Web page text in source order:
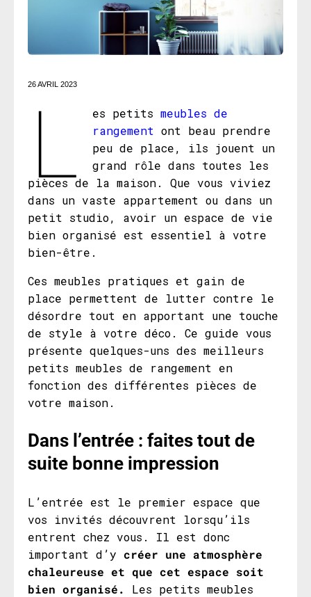
26 AVRIL 2023
L es petitsmeubles de
rangement ont beau prendre
peu de place, ils jouent un
grand rôle dans toutes les
pièces de la maison. Que vous viviez
dans un vaste appartement ou dans un
petit studio, avoir un espace de vie
bien organisé est essentiel à votre
bien-être.
Ces meubles pratiques et gain de
place permettent de lutter contre le
désordre tout en apportant une touche
de style à votre déco. Ce guide vous
présente quelques-uns des meilleurs
petits meubles de rangement en
fonction des différentes pièces de
votre maison.
Dans l’entrée : faites tout de
suite bonne impression
L’entrée est le premier espace que
vos invités découvrent lorsqu’ils
entrent chez vous. Il est donc
important d’y créer une atmosphère
chaleureuse et que cet espace soit
bien organisé.
Les petits meubles